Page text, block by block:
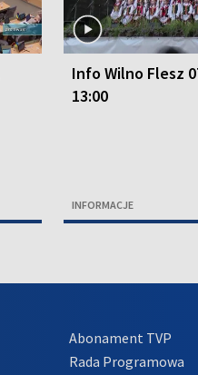
Info Wilno Flesz
13:00
INFORMACJE
Abonament TVP
Rada Programowa